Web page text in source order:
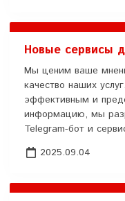
Новые сервисы
Мы ценим ваше
качество наших
эффективным и
информацию, мы
Telegram-бот и
2025.09.04